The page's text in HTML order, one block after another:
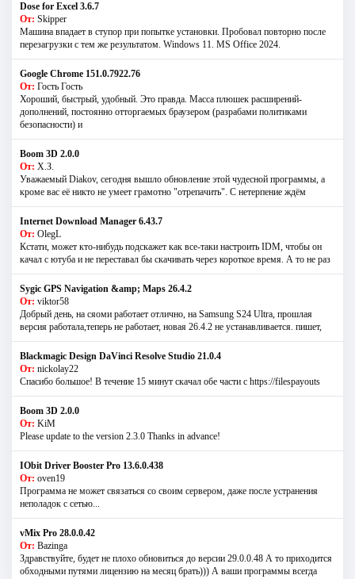
Dose for Excel 3.6.7
От: Skipper
Машина впадает в ступор при попытке установки. Пробовал повторно после
перезагрузки с тем же результатом. Windows 11. MS Offiсe 2024.
Google Chrome 151.0.7922.76
От: Гость Гость
Хороший, быстрый, удобный. Это правда. Масса плюшек расширений-
дополнений, постоянно отторгаемых браузером (разрабами политиками
безопасности) и
Boom 3D 2.0.0
От: Х.З.
Уважаемый Diakov, сегодня вышло обновление этой чудесной программы, а
кроме вас её никто не умеет грамотно "отрепачить". С нетерпение ждём
Internet Download Manager 6.43.7
От: OlegL
Кстати, может кто-нибудь подскажет как все-таки настроить IDM, чтобы он
качал с ютуба и не переставал бы скачивать через короткое время. А то не раз
Sygic GPS Navigation &amp; Maps 26.4.2
От: viktor58
Добрый день, на сяоми работает отлично, на Samsung S24 Ultra, прошлая
версия работала,теперь не работает, новая 26.4.2 не устанавливается. пишет,
Blackmagic Design DaVinci Resolve Studio 21.0.4
От: nickolay22
Спасибо большое! В течение 15 минут скачал обе части с https://filespayouts
Boom 3D 2.0.0
От: KiM
Please update to the version 2.3.0 Thanks in advance!
IObit Driver Booster Pro 13.6.0.438
От: oven19
Программа не может связаться со своим сервером, даже после устранения
неполадок с сетью...
vMix Pro 28.0.0.42
От: Bazinga
Здравствуйте, будет не плохо обновиться до версии 29.0.0.48 А то приходится
обходными путями лицензию на месяц брать))) А ваши программы всегда